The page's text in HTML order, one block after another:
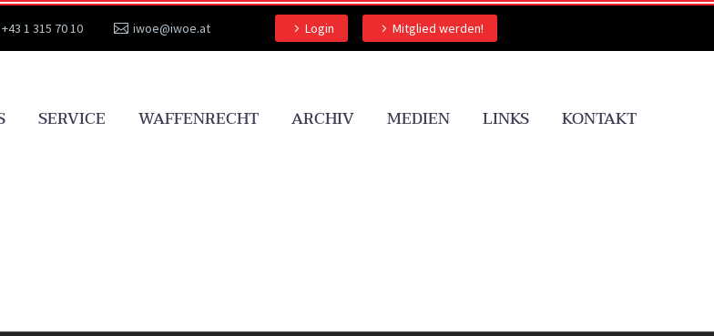
+43 1 315 70 10 iwoe@iwoe.at Login Mitglied werden!
SERVICE WAFFENRECHT ARCHIV MEDIEN LINKS KONTAKT